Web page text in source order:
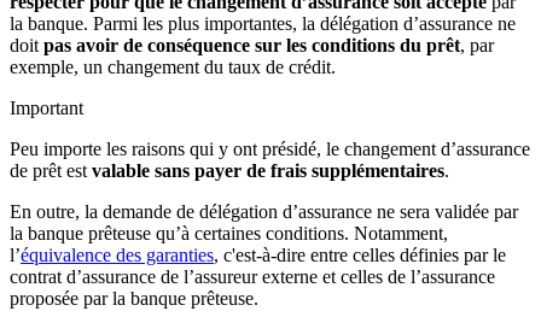
la banque. Parmi les plus importantes, la délégation d’assurance ne
doit pas avoir de conséquence sur les conditions du prêt, par
exemple, un changement du taux de crédit.
Important
Peu importe les raisons qui y ont présidé, le changement d’assurance
de prêt est valable sans payer de frais supplémentaires.
En outre, la demande de délégation d’assurance ne sera validée par
la banque prêteuse qu’à certaines conditions. Notamment,
l’équivalence des garanties, c'est-à-dire entre celles définies par le
contrat d’assurance de l’assureur externe et celles de l’assurance
proposée par la banque prêteuse.